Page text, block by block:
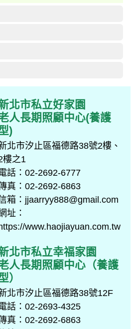
北市私立好家園
人長期照顧中心(養護
)
北市汐止區福德路38號2樓、
樓之1
話：02-2692-6777
真：02-2692-6863
箱：jjaarryy888@gmail.com
址：
www.haojiayuan.com.tw
北市私立幸福家園
人長期照顧中心（養護
）
北市汐止區福德路38號12F
話：02-2693-4325
真：02-2692-6863